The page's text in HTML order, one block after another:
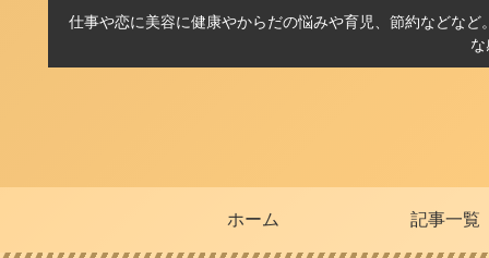
仕事や恋に美容に健康やからだの悩みや育児、節約などな
ホーム 記事一覧